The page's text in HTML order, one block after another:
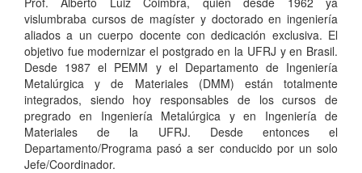
vislumbraba cursos de magíster y doctorado en ingeniería
aliados a un cuerpo docente con dedicación exclusiva. El
objetivo fue modernizar el postgrado en la UFRJ y en Brasil.
Desde 1987 el PEMM y el Departamento de Ingeniería
Metalúrgica y de Materiales (DMM) están totalmente
integrados, siendo hoy responsables de los cursos de
pregrado en Ingeniería Metalúrgica y en Ingeniería de
Materiales de la UFRJ. Desde entonces el
Departamento/Programa pasó a ser conducido por un solo
Jefe/Coordinador.